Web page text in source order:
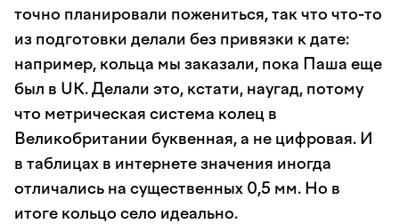
точно планировали пожениться, так что что-то
из подготовки делали без привязки к дате:
например, кольца мы заказали, пока Паша еще
был в UK. Делали это, кстати, наугад, потому
что метрическая система колец в
Великобритании буквенная, а не цифровая. И
в таблицах в интернете значения иногда
отличались на существенных 0,5 мм. Но в
итоге кольцо село идеально.